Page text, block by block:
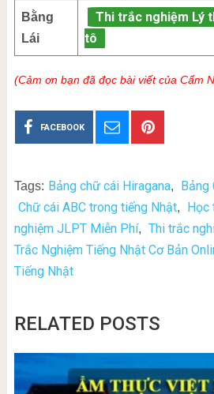
Bằng
Lái
Thi trắc nghiệm Lý
tô
(Cảm ơn bạn đã đọc bài viết của Cẩm
FACEBOOK
Tags: Bảng chữ cái Hiragana, Bảng
Chữ cái ABC trong tiếng Nhật, Học
nghiệm JLPT Miễn Phí, Thi trắc
Trắc Nghiệm Tiếng Nhật Cơ Bản
Tiếng Nhật
RELATED POSTS